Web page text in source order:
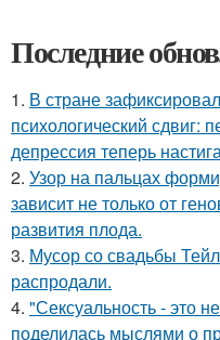
Последние
1. В стране
психологический сдвиг:
депрессия теперь
2. Узор на пальцах
зависит не только от
развития плода.
3. Мусор со свадьбы
распродали.
4. "Сексуальность - это
поделилась мыслями о